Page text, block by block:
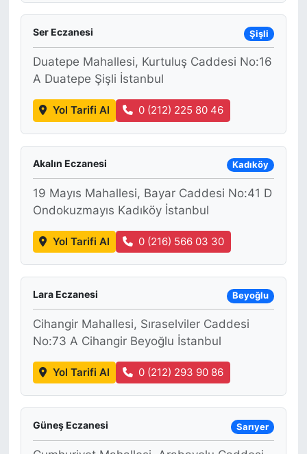
Ser Eczanesi Şişli
Duatepe Mahallesi, Kurtuluş Caddesi No:16
A Duatepe Şişli İstanbul
Yol Tarifi Al 0 (212) 225 80 46
Akalın Eczanesi Kadıköy
19 Mayıs Mahallesi, Bayar Caddesi No:41 D
Ondokuzmayıs Kadıköy İstanbul
Yol Tarifi Al 0 (216) 566 03 30
Lara Eczanesi Beyoğlu
Cihangir Mahallesi, Sıraselviler Caddesi
No:73 A Cihangir Beyoğlu İstanbul
Yol Tarifi Al 0 (212) 293 90 86
Güneş Eczanesi Sarıyer